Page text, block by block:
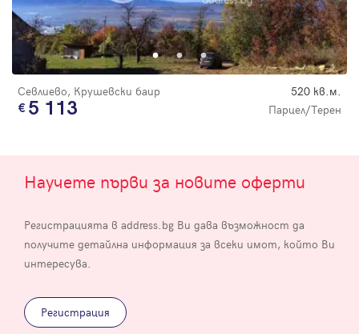
Севлиево, Крушевски баир 520 кв.м.
5 113 Парцел/Терен
Научете първи за новите оферти
Регистрацията в address.bg Ви дава възможност да
получите детайлна информация за всеки имот, който Ви
интересува.
Регистрация